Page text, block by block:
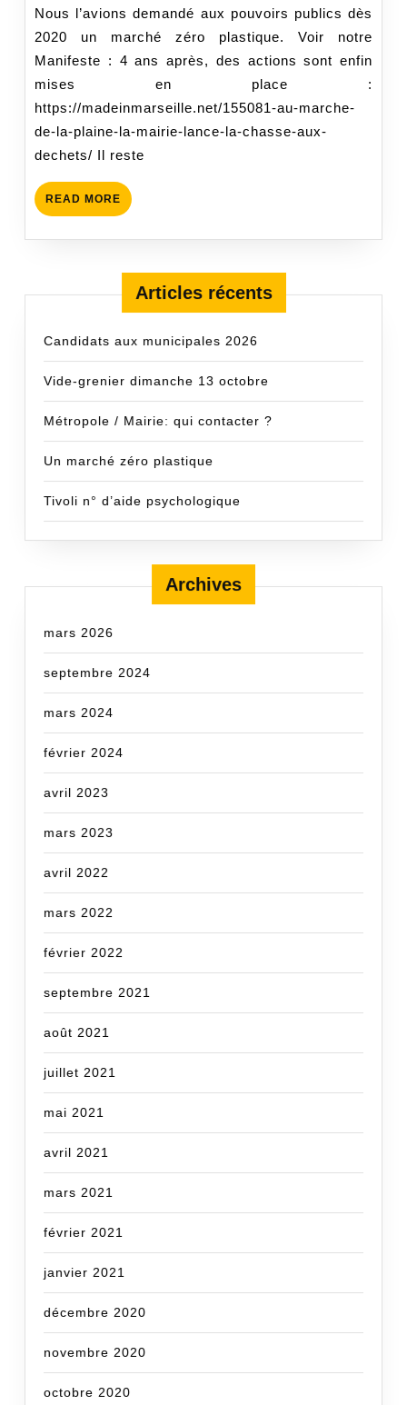
Plaine
Nous l’avions demandé aux pouvoirs publics dès
2020 un marché zéro plastique. Voir notre
Manifeste : 4 ans après, des actions sont enfin
mises en place :
https://madeinmarseille.net/155081-au-marche-
de-la-plaine-la-mairie-lance-la-chasse-aux-
dechets/ Il reste
READ MORE READ
MORE
Articles récents
Candidats aux municipales 2026
Vide-grenier dimanche 13 octobre
Métropole / Mairie: qui contacter ?
Un marché zéro plastique
Tivoli n° d’aide psychologique
Archives
mars 2026
septembre 2024
mars 2024
février 2024
avril 2023
mars 2023
avril 2022
mars 2022
février 2022
septembre 2021
août 2021
juillet 2021
mai 2021
avril 2021
mars 2021
février 2021
janvier 2021
décembre 2020
novembre 2020
octobre 2020